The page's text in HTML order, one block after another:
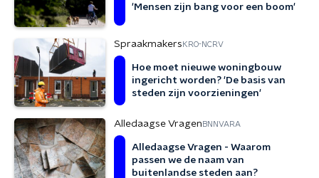
'Mensen zijn bang voor een boom'
Spraakmakers KRO-NCRV
Hoe moet nieuwe woningbouw
ingericht worden? 'De basis van
steden zijn voorzieningen'
Alledaagse Vragen BNNVARA
Alledaagse Vragen - Waarom
passen we de naam van
buitenlandse steden aan?